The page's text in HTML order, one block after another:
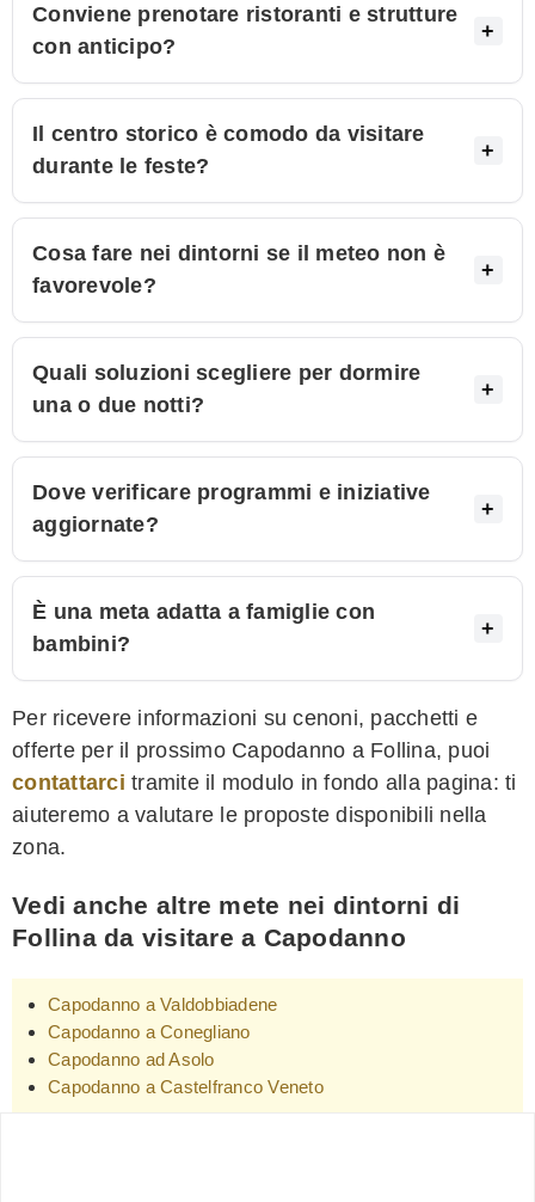
Conviene prenotare ristoranti e strutture
con anticipo?
Il centro storico è comodo da visitare
durante le feste?
Cosa fare nei dintorni se il meteo non è
favorevole?
Quali soluzioni scegliere per dormire
una o due notti?
Dove verificare programmi e iniziative
aggiornate?
È una meta adatta a famiglie con
bambini?
Per ricevere informazioni su cenoni, pacchetti e
offerte per il prossimo Capodanno a Follina, puoi
contattarci tramite il modulo in fondo alla pagina: ti
aiuteremo a valutare le proposte disponibili nella
zona.
Vedi anche altre mete nei dintorni di
Follina da visitare a Capodanno
Capodanno a Valdobbiadene
Capodanno a Conegliano
Capodanno ad Asolo
Capodanno a Castelfranco Veneto